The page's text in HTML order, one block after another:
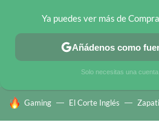
CHOLLOS TELEGRAM OFERTAS
HOY SE HABLA DE
Gaming El Corte Inglés
Ya puedes ver más de
Añádenos como
Solo necesitas una